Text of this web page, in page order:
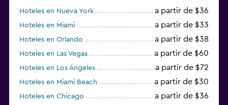
Hoteles en Nueva York a partir de $36
Hoteles en Miami a partir de $33
Hoteles en Orlando a partir de $38
Hoteles en Las Vegas a partir de $60
Hoteles en Los Ángeles a partir de $72
Hoteles en Miami Beach a partir de $30
Hoteles en Chicago a partir de $36